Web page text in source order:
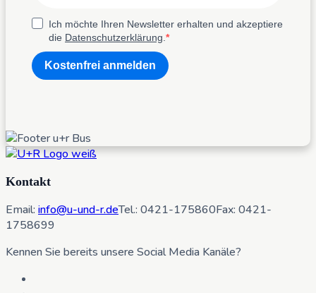
Ich möchte Ihren Newsletter erhalten und akzeptiere
die Datenschutzerklärung
Kostenfrei anmelden
Kontakt
Email: info@u-und-r.deTel.: 0421-175860Fax: 0421-
1758699
Kennen Sie bereits unsere Social Media Kanäle?